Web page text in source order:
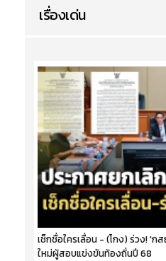
เรื่องเด่น
เช็กชื่อใครเลื่อน - (โกง) ร่วง! '
ใหม่ผู้สอบแข่งขันท้องถิ่นปี 68